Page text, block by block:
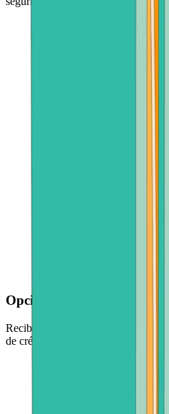
Opciones de pago flexibles
Reciba dinero mediante
de crédito o aplicación de pago